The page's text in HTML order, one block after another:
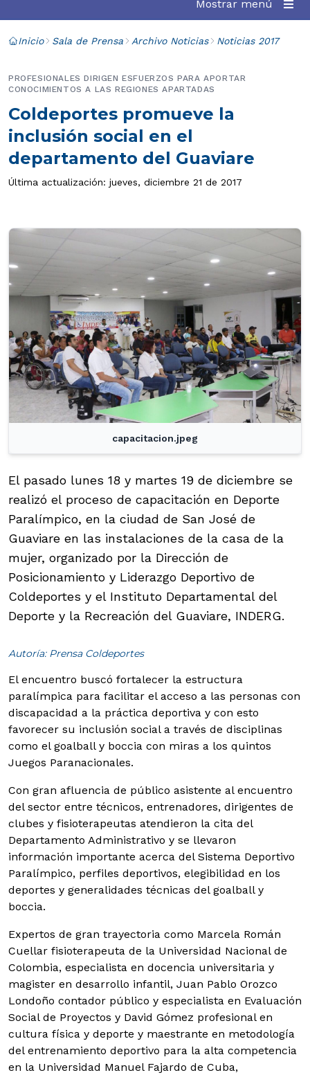
Mostrar menú
Inicio Sala de Prensa Archivo Noticias Noticias 2017
Coldeportes promueve la
inclusión social en el
departamento del Guaviare
PROFESIONALES DIRIGEN ESFUERZOS PARA APORTAR
CONOCIMIENTOS A LAS REGIONES APARTADAS
Última actualización: jueves, diciembre 21 de 2017
capacitacion.jpeg
El pasado lunes 18 y martes 19 de diciembre se
realizó el proceso de capacitación en Deporte
Paralímpico, en la ciudad de San José de
Guaviare en las instalaciones de la casa de la
mujer, organizado por la Dirección de
Posicionamiento y Liderazgo Deportivo de
Coldeportes y el Instituto Departamental del
Deporte y la Recreación del Guaviare, INDERG.
Autoría: Prensa Coldeportes
El encuentro buscó fortalecer la estructura
paralímpica para facilitar el acceso a las personas con
discapacidad a la práctica deportiva y con esto
favorecer su inclusión social a través de disciplinas
como el goalball y boccia con miras a los quintos
Juegos Paranacionales.
Con gran afluencia de público asistente al encuentro
del sector entre técnicos, entrenadores, dirigentes de
clubes y fisioterapeutas atendieron la cita del
Departamento Administrativo y se llevaron
información importante acerca del Sistema Deportivo
Paralímpico, perfiles deportivos, elegibilidad en los
deportes y generalidades técnicas del goalball y
boccia.
Expertos de gran trayectoria como Marcela Román
Cuellar fisioterapeuta de la Universidad Nacional de
Colombia, especialista en docencia universitaria y
magister en desarrollo infantil, Juan Pablo Orozco
Londoño contador público y especialista en Evaluación
Social de Proyectos y David Gómez profesional en
cultura física y deporte y maestrante en metodología
del entrenamiento deportivo para la alta competencia
en la Universidad Manuel Fajardo de Cuba,